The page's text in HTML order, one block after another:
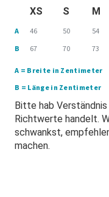
XS S M
A 46 50 54
B
67 70 73
A = Breite in Zentimeter
B = Länge in Zentimeter
Bitte hab
Richtwerte handelt.
schwankst,
machen.